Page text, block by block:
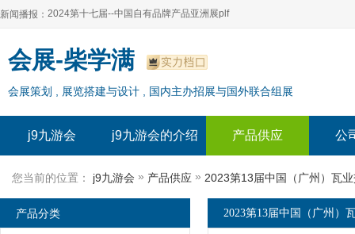
新闻播报：
2024上海自有品牌展--百货展|食品展 零售展|oem展
2024全球自有--品牌产品亚洲展（plf）
2024上海自有品牌展--2024上海oem 贴牌代加工展
2024第十七届--中国自有品牌产品亚洲展plf
2024全球自有--品牌产品亚洲展（plf）
2024年上海--第17届自有品牌展
会展-柴学满
会展策划 , 展览搭建与设计 , 国内主办招展与国外联合组展
j9九游会 j9九游会的介绍 产品供应 公
您当前的位置： j9九游会 » 产品供应 » 2023第13届中国（广州）瓦
2023第13届中国（广州）
产品分类